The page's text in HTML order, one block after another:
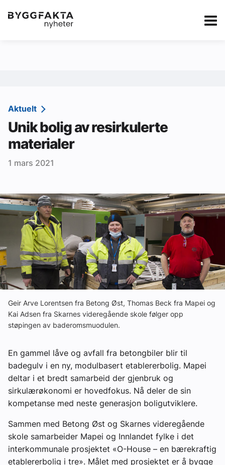
Kategorier Jobbmarkedet Annonsere i
Redaksjonen
Om Byggfakta
Annonsere
Tips oss
Ledige stillinger
eBlad
Aktivitetskalender
Bransjekommentar
Nyheter
Aktuelle prosjekter
Aktuelt
Unik bolig av resirkulerte
materialer
1 mars 2021
Geir Arve Lorentsen fra Betong Øst, Thomas Beck fra Mapei og
Kai Adsen fra Skarnes videregående skole følger opp
støpingen av baderomsmuodulen.
En gammel låve og avfall fra betongbiler blir til
badegulv i en ny, modulbasert etablererbolig. Mapei
deltar i et bredt samarbeid der gjenbruk og
sirkulærøkonomi er hovedfokus. Nå deler de sin
kompetanse med neste generasjon boligutviklere.
Sammen med Betong Øst og Skarnes videregående
skole samarbeider Mapei og Innlandet fylke i det
interkommunale prosjektet «O-House – en bærekraftig
etablererbolig i tre». Målet med prosjektet er å bygge